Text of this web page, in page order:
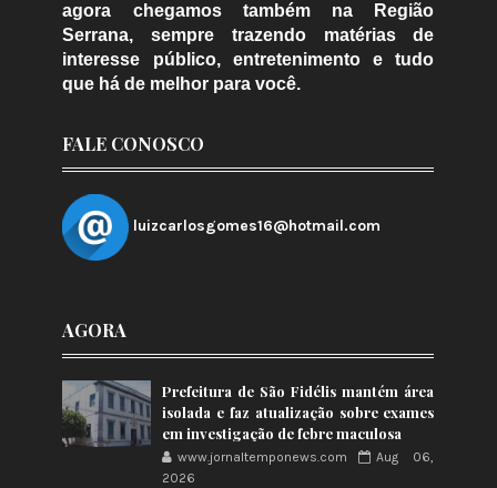
agora chegamos também na Região
Serrana, sempre trazendo matérias de
interesse público, entretenimento e tudo
que há de melhor para você.
FALE CONOSCO
luizcarlosgomes16@hotmail.com
AGORA
Prefeitura de São Fidélis mantém área
isolada e faz atualização sobre exames
em investigação de febre maculosa
www.jornaltemponews.com
Aug 06,
2026